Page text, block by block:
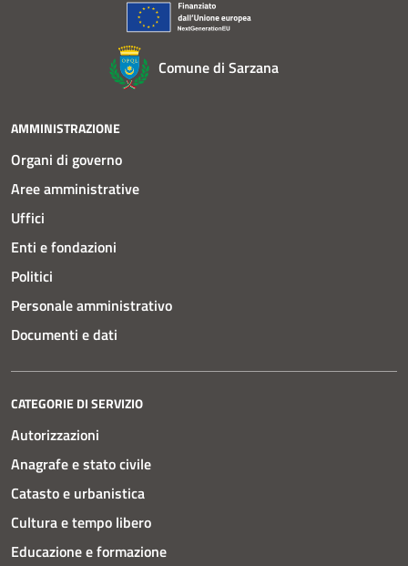
Comune di Sarzana
AMMINISTRAZIONE
Organi di governo
Aree amministrative
Uffici
Enti e fondazioni
Politici
Personale amministrativo
Documenti e dati
CATEGORIE DI SERVIZIO
Autorizzazioni
Anagrafe e stato civile
Catasto e urbanistica
Cultura e tempo libero
Educazione e formazione